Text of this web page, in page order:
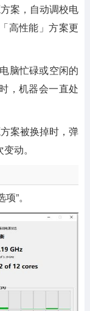
案，自动调校电
高性能」方案更
脑忙碌或空闲的
，机器会一直处
案被换掉时，弹
动。
”。